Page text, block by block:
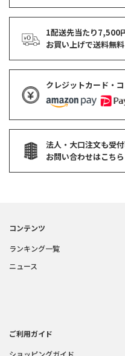
1配送先当たり7,500
お買い上げで送料無料
クレジットカード・
法人・大口注文も受
お問い合わせはこちら
コンテンツ
ランキング一覧
ニュース
ご利用ガイド
ショッピングガイド